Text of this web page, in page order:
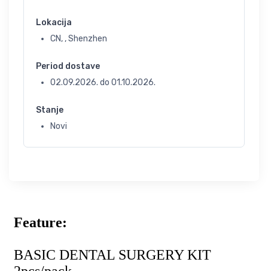
Lokacija
CN, , Shenzhen
Period dostave
02.09.2026. do 01.10.2026.
Stanje
Novi